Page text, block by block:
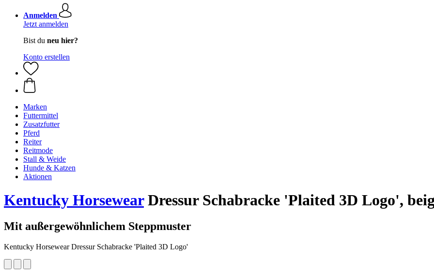
Anmelden
Jetzt anmelden
Bist du neu hier?
Konto erstellen
Marken
Futtermittel
Zusatzfutter
Pferd
Reiter
Reitmode
Stall & Weide
Hunde & Katzen
Aktionen
Kentucky HorsewearDressur Schabracke 'Plaited 3D Logo',
Mit außergewöhnlichem Steppmuster
Kentucky Horsewear Dressur Schabracke 'Plaited 3D Logo'